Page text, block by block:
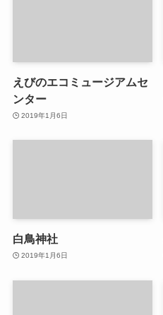
えびのエコミュージアムセ
ンター
2019年1月6日
白鳥神社
2019年1月6日